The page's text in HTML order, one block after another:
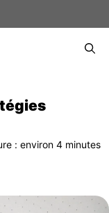
: environ 4 minutes